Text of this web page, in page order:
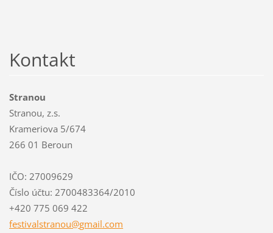
Kontakt
Stranou
Stranou, z.s.
Krameriova 5/674
266 01 Beroun
IČO: 27009629
Číslo účtu: 2700483364/2010
+420 775 069 422
festivalstranou@gmail.com